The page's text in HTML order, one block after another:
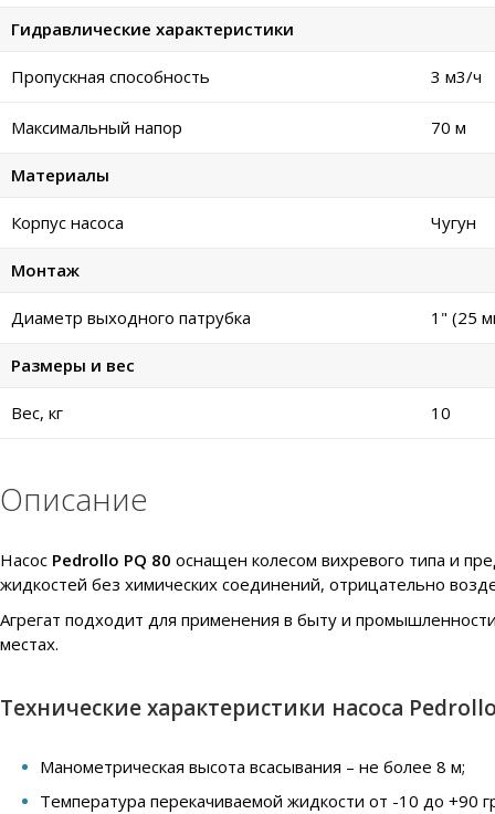
Гидравлические характеристики
Пропускная способность 3 м3/ч
Максимальный напор 70 м
Материалы
Корпус насоса Чугун
Монтаж
Диаметр выходного патрубка 1" (25
Размеры и вес
Вес, кг 10
Описание
Насос Pedrollo PQ 80 оснащен колесом вихревого типа и
жидкостей без химических соединений, отрицательно
Агрегат подходит для применения в быту и
местах.
Технические характеристики насоса
Манометрическая высота всасывания – не более 8 м;
Температура перекачиваемой жидкости от -10 до +90